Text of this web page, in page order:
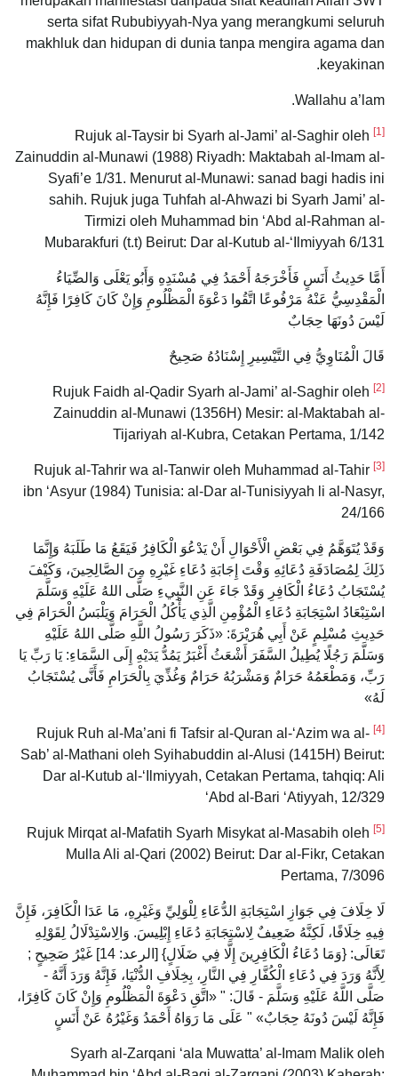
serta sifat Rububiyyah-Nya yang merangkumi seluruh
makhluk dan hidupan di dunia tanpa mengira agama dan
keyakinan.
Wallahu a’lam.
[1]
Rujuk al-Taysir bi Syarh al-Jami’ al-Saghir oleh
Zainuddin al-Munawi (1988) Riyadh: Maktabah al-Imam al-
Syafi’e 1/31. Menurut al-Munawi: sanad bagi hadis ini
sahih. Rujuk juga Tuhfah al-Ahwazi bi Syarh Jami’ al-
Tirmizi oleh Muhammad bin ‘Abd al-Rahman al-
Mubarakfuri (t.t) Beirut: Dar al-Kutub al-‘Ilmiyyah 6/131
أَمَّا حَدِيثُ أَنَسٍ فَأَخْرَجَهُ أَحْمَدُ فِي مُسْنَدِهِ وَأَبُو يَعْلَى وَالضِّيَاءُ
الْمَقْدِسِيُّ عَنْهُ مَرْفُوعًا اتَّقُوا دَعْوَةَ الْمَظْلُومِ وَإِنْ كَانَ كَافِرًا فَإِنَّهُ
لَيْسَ دُونَهَا حِجَابٌ
قَالَ الْمُنَاوِيُّ فِي التَّيْسِيرِ إِسْنَادُهُ صَحِيحٌ
[2]
Rujuk Faidh al-Qadir Syarh al-Jami’ al-Saghir oleh
Zainuddin al-Munawi (1356H) Mesir: al-Maktabah al-
Tijariyah al-Kubra, Cetakan Pertama, 1/142
[3]
Rujuk al-Tahrir wa al-Tanwir oleh Muhammad al-Tahir
ibn ‘Asyur (1984) Tunisia: al-Dar al-Tunisiyyah li al-Nasyr,
24/166
وَقَدْ يُتَوَهَّمُ فِي بَعْضِ الْأَحْوَالِ أَنْ يَدْعُوَ الْكَافِرُ فَيَقَعُ مَا طَلَبَهُ وَإِنَّمَا
ذَلِكَ لِمُصَادَفَةِ دُعَائِهِ وَقْتَ إِجَابَةِ دُعَاءِ غَيْرِهِ مِنَ الصَّالِحِينَ، وَكَيْفَ
يُسْتَجَابُ دُعَاءُ الْكَافِرِ وَقَدْ جَاءَ عَنِ النَّبِيءِ صَلَّى اللهُ عَلَيْهِ وَسَلَّمَ
اسْتِبْعَادُ اسْتِجَابَةِ دُعَاءِ الْمُؤْمِنِ الَّذِي يَأْكُلُ الْحَرَامَ وَيَلْبَسُ الْحَرَامَ فِي
حَدِيثِ مُسْلِمٍ عَنْ أَبِي هُرَيْرَةَ: «ذَكَرَ رَسُولُ اللَّهِ صَلَّى اللهُ عَلَيْهِ
وَسَلَّمَ رَجُلًا يُطِيلُ السَّفَرَ أَشْعَثُ أَغْبَرُ يَمُدُّ يَدَيْهِ إِلَى السَّمَاءِ: يَا رَبِّ يَا
رَبِّ، وَمَطْعَمُهُ حَرَامٌ وَمَشْرَبُهُ حَرَامٌ وَغُذِّيَ بِالْحَرَامِ فَأَنَّى يُسْتَجَابُ
لَهُ»
[4]
Rujuk Ruh al-Ma’ani fi Tafsir al-Quran al-‘Azim wa al-
Sab’ al-Mathani oleh Syihabuddin al-Alusi (1415H) Beirut:
Dar al-Kutub al-‘Ilmiyyah, Cetakan Pertama, tahqiq: Ali
‘Abd al-Bari ‘Atiyyah, 12/329
[5]
Rujuk Mirqat al-Mafatih Syarh Misykat al-Masabih oleh
Mulla Ali al-Qari (2002) Beirut: Dar al-Fikr, Cetakan
Pertama, 7/3096
لَا خِلَافَ فِي جَوَازِ اسْتِجَابَةِ الدُّعَاءِ لِلْوَلِيِّ وَغَيْرِهِ، مَا عَدَا الْكَافِرَ، فَإِنَّ
فِيهِ خِلَافًا، لَكِنَّهُ ضَعِيفٌ لِاسْتِجَابَةِ دُعَاءِ إِبْلِيسَ. وَالِاسْتِدْلَالُ لِقَوْلِهِ
تَعَالَى: {وَمَا دُعَاءُ الْكَافِرِينَ إِلَّا فِي ضَلَالٍ} [الرعد: 14] غَيْرُ صَحِيحٍ ;
لِأَنَّهُ وَرَدَ فِي دُعَاءِ الْكُفَّارِ فِي النَّارِ، بِخِلَافِ الدُّنْيَا، فَإِنَّهُ وَرَدَ أَنَّهُ -
صَلَّى اللَّهُ عَلَيْهِ وَسَلَّمَ - قَالَ: " «اتَّقِ دَعْوَةَ الْمَظْلُومِ وَإِنْ كَانَ كَافِرًا،
فَإِنَّهُ لَيْسَ دُونَهُ حِجَابٌ» " عَلَى مَا رَوَاهُ أَحْمَدُ وَغَيْرُهُ عَنْ أَنَسٍ
Syarh al-Zarqani ‘ala Muwatta’ al-Imam Malik oleh